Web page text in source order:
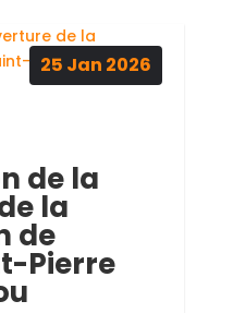
de la
la
de
Pierre
25 Jan 2026